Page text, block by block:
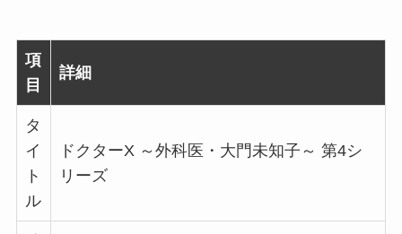
項
目
詳細
タ
イ
ト
ル
ドクターX ～外科医・大門未知子～ 第4シ
リーズ